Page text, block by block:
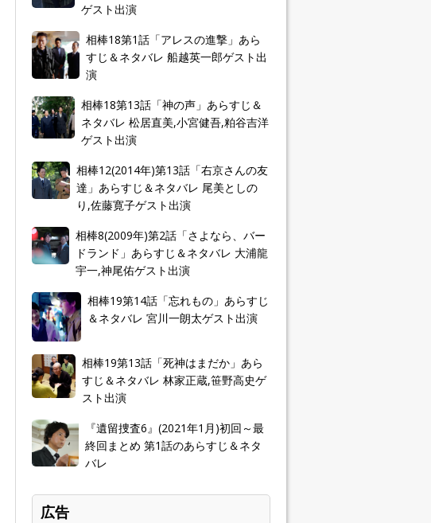
ゲスト出演
相棒18第1話「アレスの進撃」あら
すじ＆ネタバレ 船越英一郎ゲスト出
演
相棒18第13話「神の声」あらすじ＆
ネタバレ 松居直美,小宮健吾,粕谷吉洋
ゲスト出演
相棒12(2014年)第13話「右京さんの友
達」あらすじ＆ネタバレ 尾美としの
り,佐藤寛子ゲスト出演
相棒8(2009年)第2話「さよなら、バー
ドランド」あらすじ＆ネタバレ 大浦龍
宇一,神尾佑ゲスト出演
相棒19第14話「忘れもの」あらすじ
＆ネタバレ 宮川一朗太ゲスト出演
相棒19第13話「死神はまだか」あら
すじ＆ネタバレ 林家正蔵,笹野高史ゲ
スト出演
『遺留捜査6』(2021年1月)初回～最
終回まとめ 第1話のあらすじ＆ネタ
バレ
広告